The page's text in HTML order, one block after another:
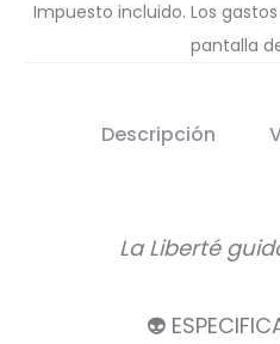
Impuesto incluido. Los
pantalla
Descripción
La Liberté
👽